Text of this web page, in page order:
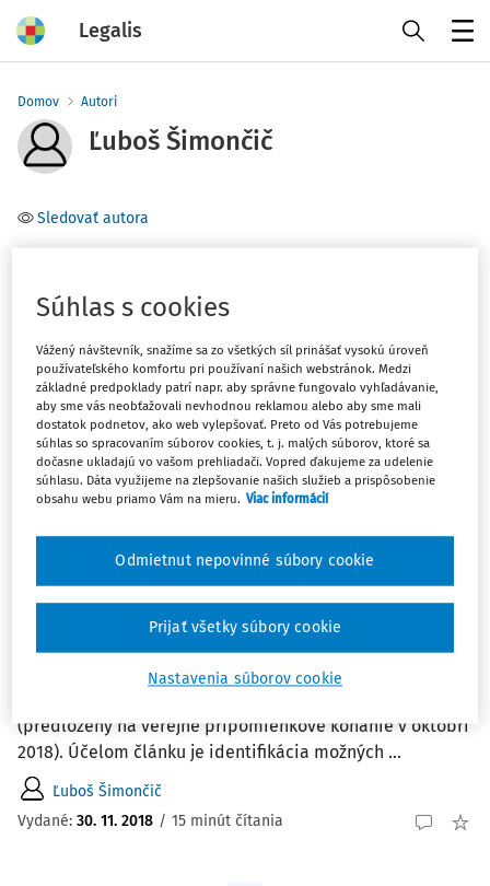
Legalis
Domov Autori
Ľuboš Šimončič
Sledovať autora
Občianske právo (1)
Filter
Počet vyhľadaných dokumentov:1
Zoradiť podľa:
Najnovšie
Najstaršie
Niekoľko poznámok k navrhovanej právnej
úprave poistenia
Článok sa zaoberá vybranými zmenami v právnej úprave
právneho vzťahu poistenia, ktoré prináša návrh zákona,
(predložený na verejné pripomienkové konanie v októbri
2018). Účelom článku je identifikácia možných ...
Ľuboš Šimončič
Vydané: 30. 11. 2018 / 15 minút čítania
Súhlas s cookies
Vážený návštevník, snažíme sa zo všetkých síl prinášať vysokú úroveň
používateľského komfortu pri používaní našich webstránok. Medzi
základné predpoklady patrí napr. aby správne fungovalo vyhľadávanie,
aby sme vás neobťažovali nevhodnou reklamou alebo aby sme mali
dostatok podnetov, ako web vylepšovať. Preto od Vás potrebujeme
súhlas so spracovaním súborov cookies, t. j. malých súborov, ktoré sa
dočasne ukladajú vo vašom prehliadači. Vopred ďakujeme za udelenie
súhlasu. Dáta využijeme na zlepšovanie našich služieb a prispôsobenie
obsahu webu priamo Vám na mieru. Viac informácií
Nastavenia súborov cookie
Odmietnut nepovinné súbory cookie
Prijať všetky súbory cookie